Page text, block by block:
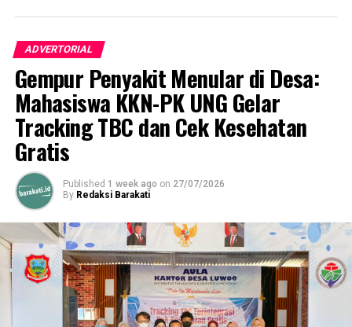
ADVERTORIAL
Gempur Penyakit Menular di Desa:
Mahasiswa KKN-PK UNG Gelar
Tracking TBC dan Cek Kesehatan
Gratis
Published 1 week ago on 27/07/2026
By Redaksi Barakati